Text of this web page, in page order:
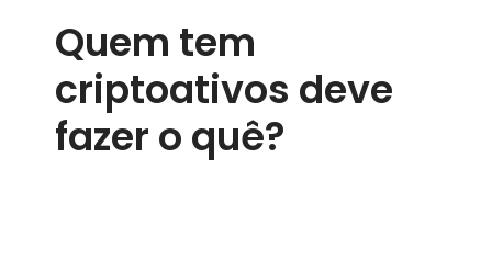
Quem tem
criptoativos deve
fazer o quê?